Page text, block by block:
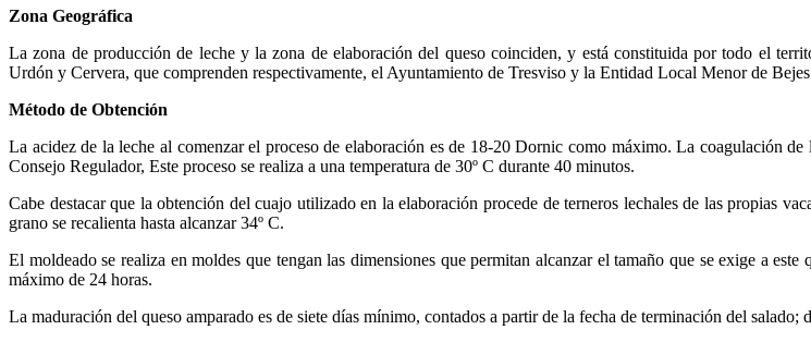
Zona Geográfica
La zona de producción de leche y la zona de elaboración del queso coinciden, y está constituida por todo el
Urdón y Cervera, que comprenden respectivamente, el Ayuntamiento de Tresviso y la Entidad Local Menor de
Método de Obtención
La acidez de la leche al comenzar el proceso de elaboración es de 18-20 Dornic como máximo. La coagulación
Consejo Regulador, Este proceso se realiza a una temperatura de 30º C durante 40 minutos.
Cabe destacar que la obtención del cuajo utilizado en la elaboración procede de terneros lechales de las propias
grano se recalienta hasta alcanzar 34º C.
El moldeado se realiza en moldes que tengan las dimensiones que permitan alcanzar el tamaño que se exige a
máximo de 24 horas.
La maduración del queso amparado es de siete días mínimo, contados a partir de la fecha de terminación del